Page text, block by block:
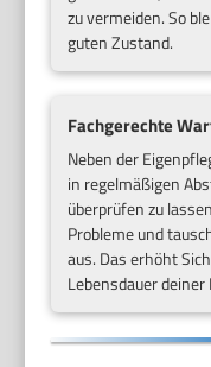
zu vermeiden. So
guten Zustand.
Fachgerechte
Neben der
in regelmäßigen
überprüfen zu
Probleme und
aus. Das erhöht
Lebensdauer